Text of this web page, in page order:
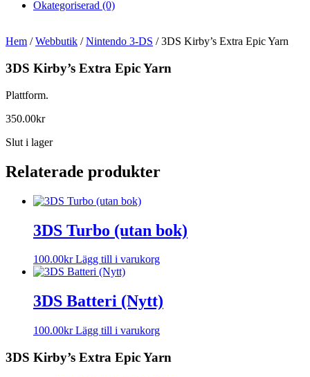
Okategoriserad (0)
Hem /Webbutik /Nintendo 3-DS / 3DS Kirby’s Extra Epic Yarn
3DS Kirby’s Extra Epic Yarn
Plattform.
350.00kr
Slut i lager
Relaterade produkter
3DS Turbo (utan bok)
100.00kr Lägg till i varukorg
3DS Batteri (Nytt)
100.00kr Lägg till i varukorg
3DS Kirby’s Extra Epic Yarn